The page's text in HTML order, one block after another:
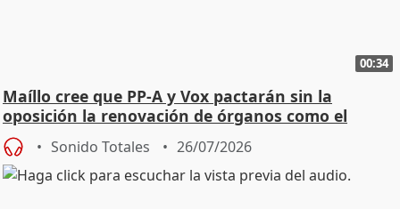
00:34
Maíllo cree que PP-A y Vox pactarán sin la
oposición la renovación de órganos como el
Defensor
Sonido Totales 26/07/2026